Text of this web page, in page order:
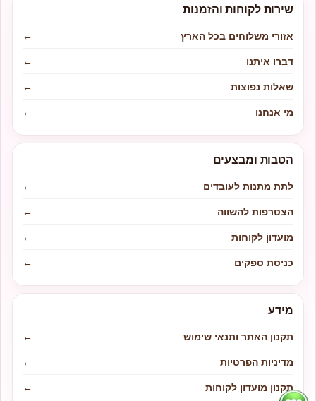
שירות לקוחות והזמנות
אזורי משלוחים בכל הארץ
←
דברו איתנו
←
שאלות נפוצות
←
מי אנחנו
←
הטבות ומבצעים
לתת מתנות לעובדים
←
הצטרפות להשווה
←
מועדון לקוחות
←
כניסת ספקים
←
מידע
תקנון האתר ותנאי שימוש
←
מדיניות הפרטיות
←
תקנון מועדון לקוחות
←